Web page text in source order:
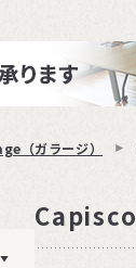
（ガラージ）
Capisco